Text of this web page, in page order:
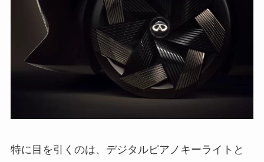
特に目を引くのは、デジタルピアノキーライトと